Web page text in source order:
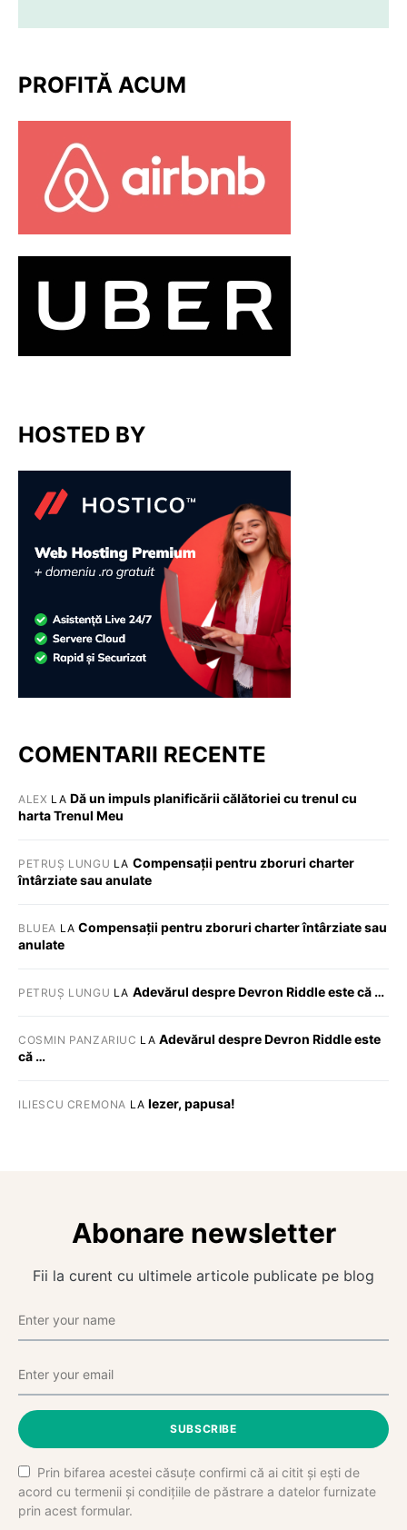
PROFITĂ ACUM
HOSTED BY
COMENTARII RECENTE
ALEX LA Dă un impuls planificării călătoriei cu trenul cu
harta Trenul Meu
PETRUȘ LUNGU LA Compensații pentru zboruri charter
întârziate sau anulate
BLUEA LACompensații pentru zboruri charter întârziate sau
anulate
PETRUȘ LUNGU LA Adevărul despre Devron Riddle este că …
COSMIN PANZARIUC LA Adevărul despre Devron Riddle este
că …
ILIESCU CREMONA LA Iezer, papusa!
Abonare newsletter
Fii la curent cu ultimele articole publicate pe blog
SUBSCRIBE
Prin bifarea acestei căsuțe confirmi că ai citit și ești de
acord cu termenii și condițiile de păstrare a datelor furnizate
prin acest formular.